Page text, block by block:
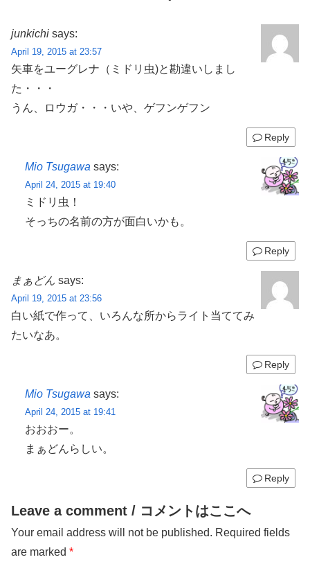
junkichi says:
April 19, 2015 at 23:57
矢車をユーグレナ（ミドリ虫)と勘違いしまし
た・・・
うん、ロウガ・・・いや、ゲフンゲフン
Reply
Mio Tsugawa says:
April 24, 2015 at 19:40
ミドリ虫！
そっちの名前の方が面白いかも。
Reply
まぁどん says:
April 19, 2015 at 23:56
白い紙で作って、いろんな所からライト当ててみ
たいなあ。
Reply
Mio Tsugawa says:
April 24, 2015 at 19:41
おおおー。
まぁどんらしい。
Reply
Leave a comment / コメントはここへ
Your email address will not be published. Required fields
are marked *